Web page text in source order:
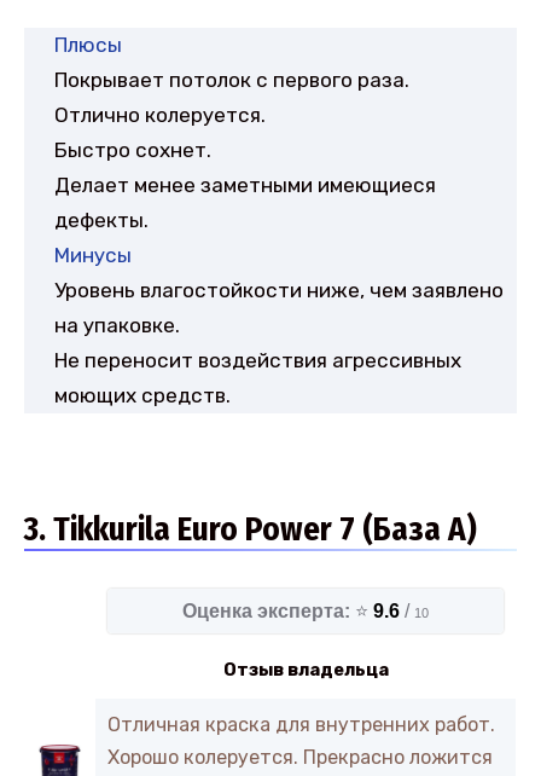
Плюсы
Покрывает потолок с первого раза.
Отлично колеруется.
Быстро сохнет.
Делает менее заметными имеющиеся
дефекты.
Минусы
Уровень влагостойкости ниже, чем заявлено
на упаковке.
Не переносит воздействия агрессивных
моющих средств.
3. Tikkurila Euro Power 7 (База А)
Оценка эксперта: ⭐ 9.6 / 10
Отзыв владельца
Отличная краска для внутренних работ.
Хорошо колеруется. Прекрасно ложится